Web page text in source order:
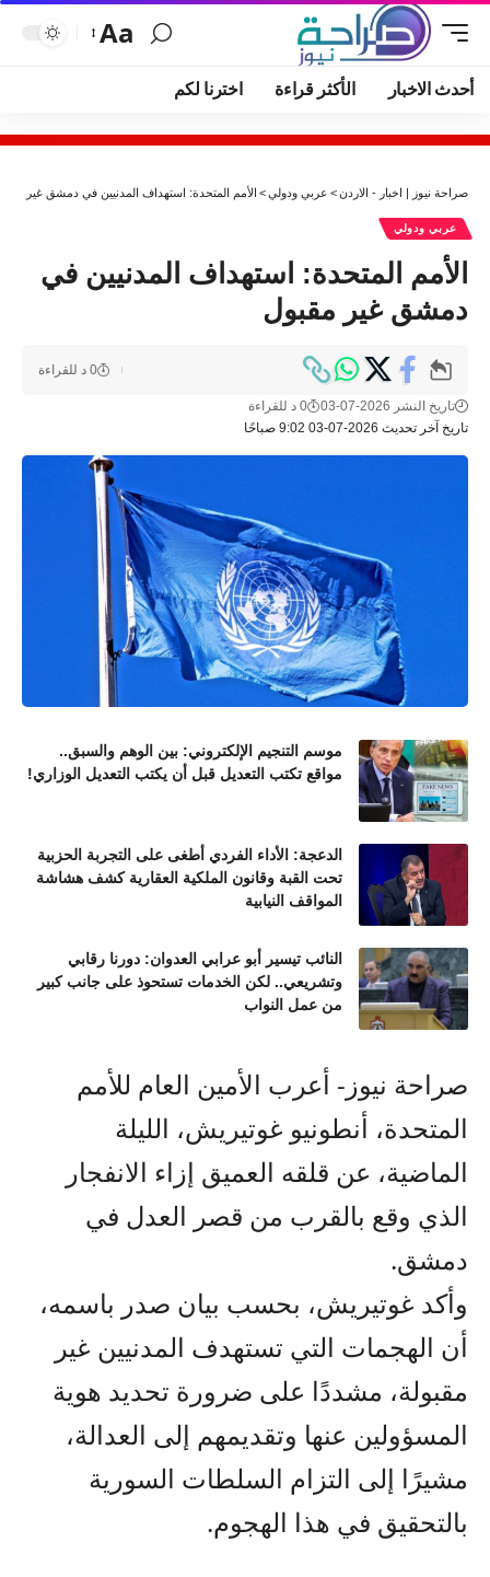
Aa
أحدث الاخبار الأكثر قراءة اخترنا لكم
صراحة نيوز | اخبار - الاردن> عربي ودولي> الأمم المتحدة: استهداف المدنيين في دمشق غير
عربي ودولي
الأمم المتحدة: استهداف المدنيين في
دمشق غير مقبول
تاريخ آخر تحديث 2026-07-03 9:02 صباحًا
تاريخ النشر 2026-07-03 0 د للقراءة
0 د للقراءة
موسم التنجيم الإلكتروني: بين الوهم والسبق..
مواقع تكتب التعديل قبل أن يكتب التعديل الوزاري!
الدعجة: الأداء الفردي أطغى على التجربة الحزبية
تحت القبة وقانون الملكية العقارية كشف هشاشة
المواقف النيابية
النائب تيسير أبو عرابي العدوان: دورنا رقابي
وتشريعي.. لكن الخدمات تستحوذ على جانب كبير
من عمل النواب
صراحة نيوز- أعرب الأمين العام للأمم
المتحدة، أنطونيو غوتيريش، الليلة
الماضية، عن قلقه العميق إزاء الانفجار
الذي وقع بالقرب من قصر العدل في
دمشق.
وأكد غوتيريش، بحسب بيان صدر باسمه،
أن الهجمات التي تستهدف المدنيين غير
مقبولة، مشددًا على ضرورة تحديد هوية
المسؤولين عنها وتقديمهم إلى العدالة،
مشيرًا إلى التزام السلطات السورية
بالتحقيق في هذا الهجوم.